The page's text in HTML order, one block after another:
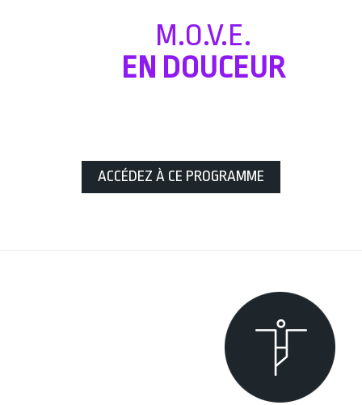
M.O.V.E.
EN DOUCEUR
ACCÉDEZ À CE PROGRAMME